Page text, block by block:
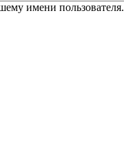
имени пользователя.